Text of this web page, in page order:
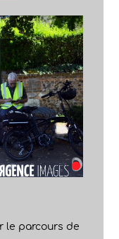
le parcours de